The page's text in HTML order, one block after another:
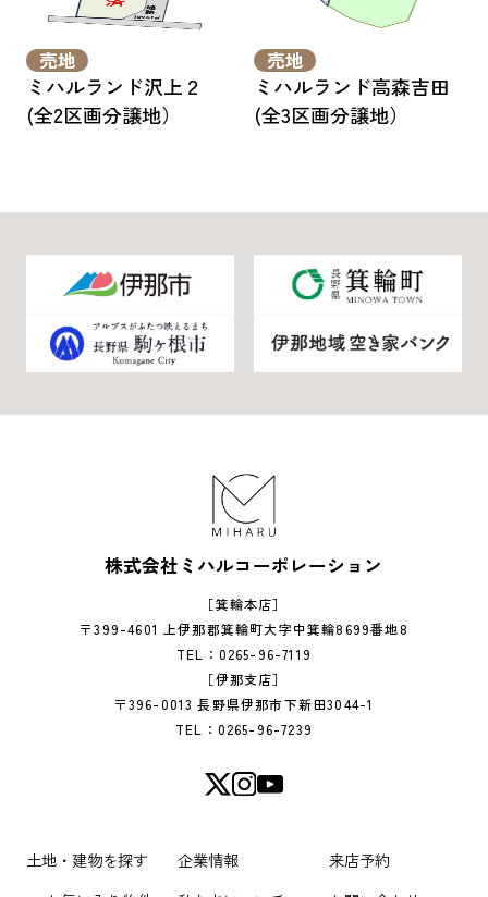
売地
ミハルランド沢上２
(全2区画分譲地）
売地
ミハルランド高森吉田
(全3区画分譲地）
株式会社ミハルコーポレーション
［箕輪本店］
〒399-4601 上伊那郡箕輪町大字中箕輪8699番地8
TEL：0265-96-7119
［伊那支店］
〒396-0013 長野県伊那市下新田3044-1
TEL：0265-96-7239
土地・建物を探す
企業情報
来店予約